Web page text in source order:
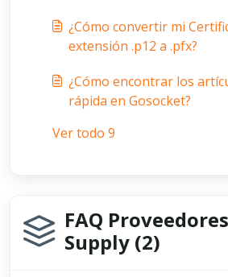
¿Cómo convertir mi
extensión .p12 a .pfx?
¿Cómo encontrar los
rápida en Gosocket?
Ver todo 9
FAQ
Supply (2)